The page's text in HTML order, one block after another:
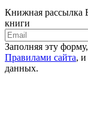
Книжная
книги
Заполняя эту
Правилами сайта, и
данных.